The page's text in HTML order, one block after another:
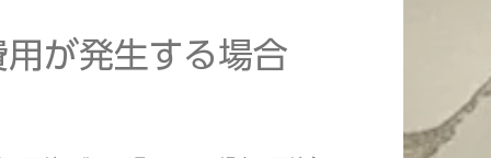
が発生する場合